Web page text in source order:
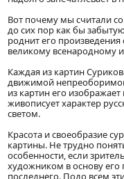
Вот почему мы считали
до сих пор как бы
роднит его
великому всенародному
Каждая из картин
движимой
из картин его
живописует характер
светом.
Красота и своеобразие
картины. Не трудно
особенности, если
художником в основу его